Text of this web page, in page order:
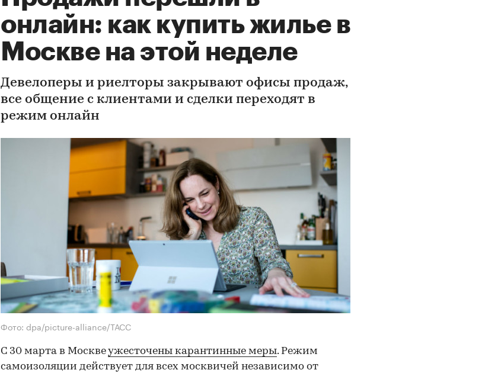
онлайн: как купить жилье в
Москве на этой неделе
Девелоперы и риелторы закрывают офисы продаж,
все общение с клиентами и сделки переходят в
режим онлайн
Фото: dpa/picture-alliance/ТАСС
С 30 марта в Москвеужесточены карантинные меры. Режим
самоизоляции действует для всех москвичей независимо от